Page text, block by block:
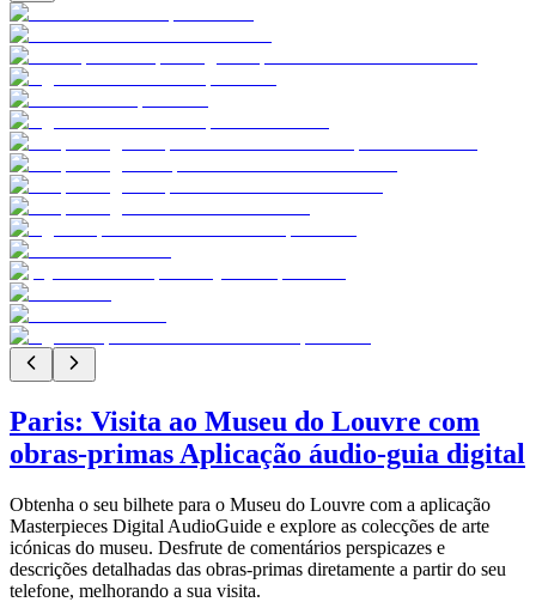
Paris: Visita ao Museu do Louvre com
obras-primas Aplicação áudio-guia digital
Obtenha o seu bilhete para o Museu do Louvre com a aplicação
Masterpieces Digital AudioGuide e explore as colecções de arte
icónicas do museu. Desfrute de comentários perspicazes e
descrições detalhadas das obras-primas diretamente a partir do seu
telefone, melhorando a sua visita.